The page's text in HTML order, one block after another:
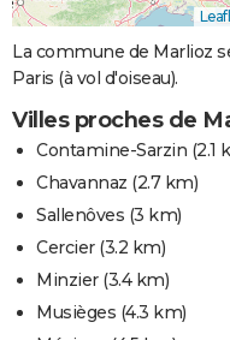
La commune de Marlioz
Paris (à vol d'oiseau).
Villes proches de
Contamine-Sarzin (2.1
Chavannaz (2.7 km)
Sallenôves (3 km)
Cercier(3.2 km)
Minzier(3.4 km)
Musièges (4.3 km)